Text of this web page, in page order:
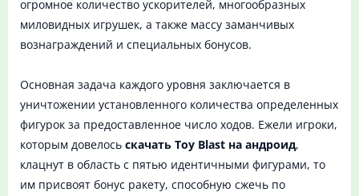
огромное количество ускорителей, многообразных
миловидных игрушек, а также массу заманчивых
вознаграждений и специальных бонусов.
Основная задача каждого уровня заключается в
уничтожении установленного количества определенных
фигурок за предоставленное число ходов. Ежели игроки,
которым довелось скачать Toy Blast на андроид,
клацнут в область с пятью идентичными фигурами, то
им присвоят бонус ракету, способную сжечь по